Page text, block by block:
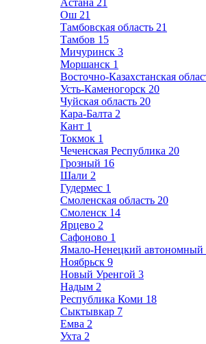
Астана 21
Ош 21
Тамбовская область 21
Тамбов 15
Мичуринск 3
Моршанск 1
Восточно-Казахстанская
Усть-Каменогорск 20
Чуйская область 20
Кара-Балта 2
Кант 1
Токмок 1
Чеченская Республика 20
Грозный 16
Шали 2
Гудермес 1
Смоленская область 20
Смоленск 14
Ярцево 2
Сафоново 1
Ямало-Ненецкий автономный
Ноябрьск 9
Новый Уренгой 3
Надым 2
Республика Коми 18
Сыктывкар 7
Емва 2
Ухта 2